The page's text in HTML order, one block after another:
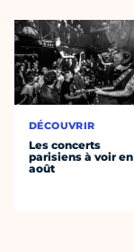
DÉCOUVRIR
Les concerts
parisiens à voir en
août